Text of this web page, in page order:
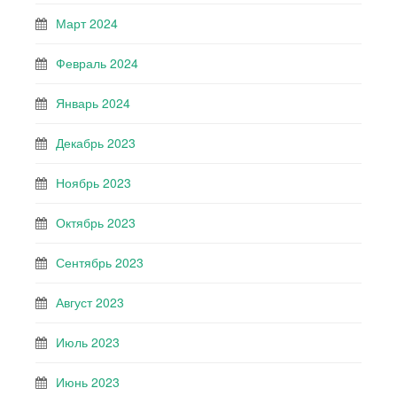
Март 2024
Февраль 2024
Январь 2024
Декабрь 2023
Ноябрь 2023
Октябрь 2023
Сентябрь 2023
Август 2023
Июль 2023
Июнь 2023